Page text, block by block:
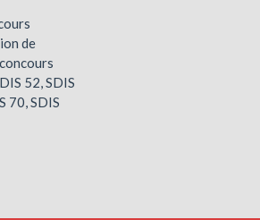
de
52, SDIS
70, SDIS